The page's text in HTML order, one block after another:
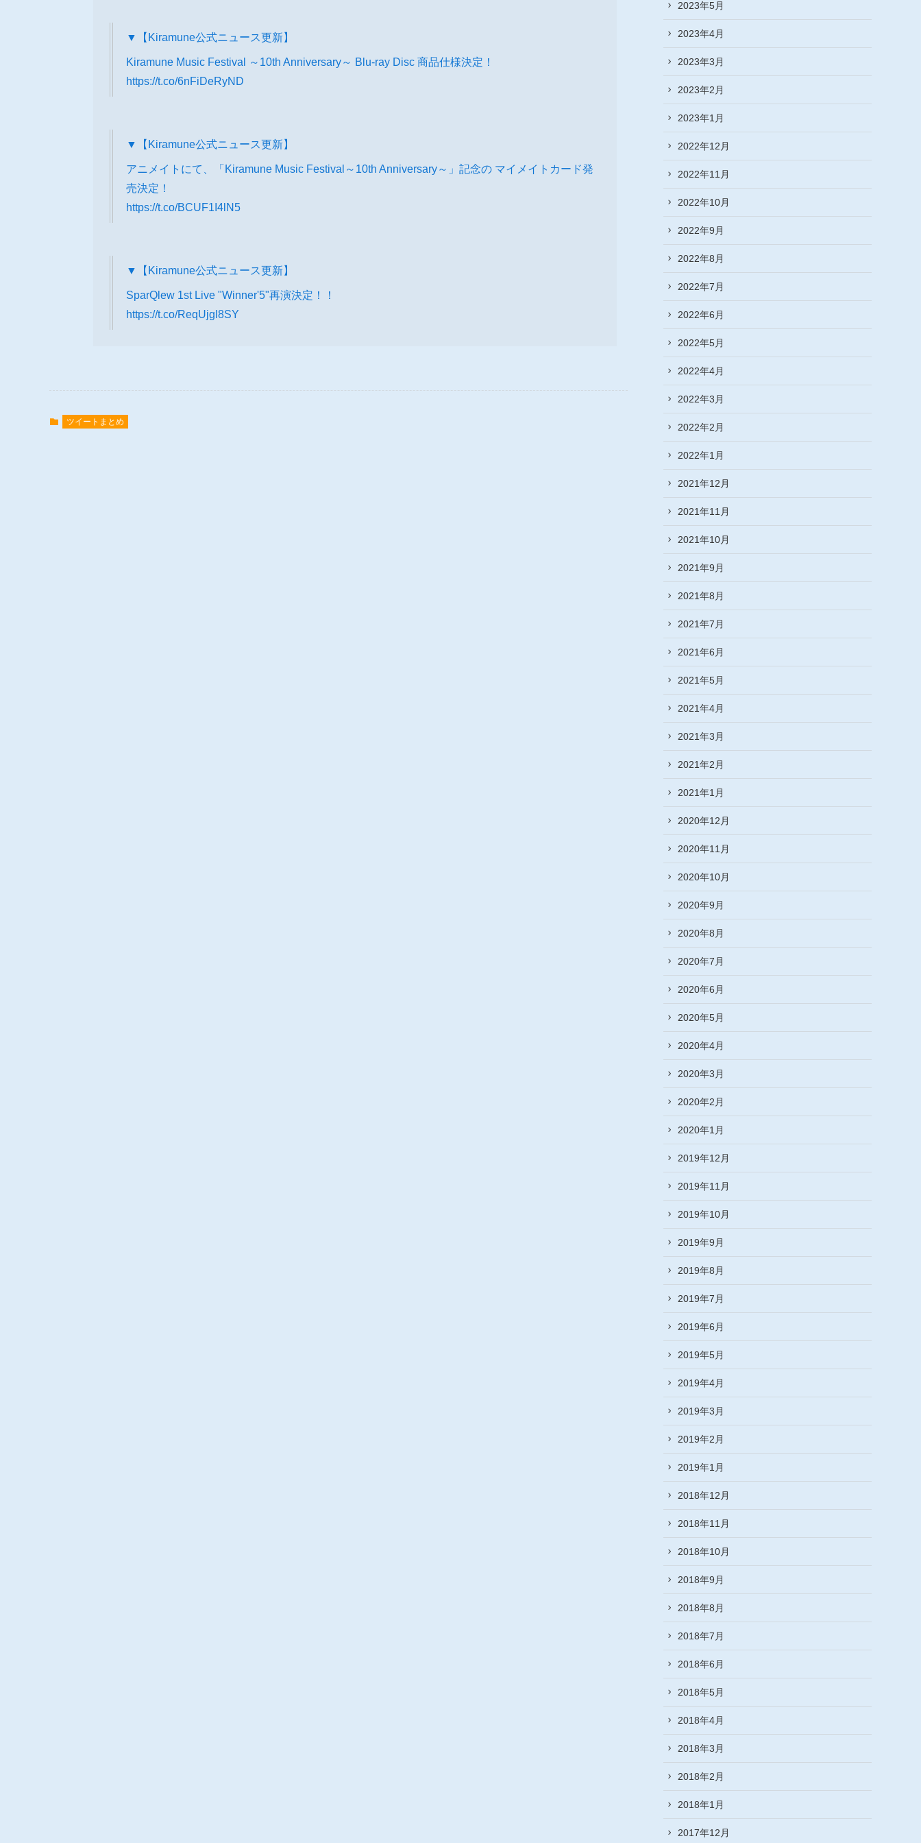
▼【Kiramune公式ニュース更新】
Kiramune Music Festival ～10th Anniversary～ Blu-ray Disc 商品仕様決定！
https://t.co/6nFiDeRyND
▼【Kiramune公式ニュース更新】
アニメイトにて、「Kiramune Music Festival～10th Anniversary～」記念の マイメイトカード発
売決定！
https://t.co/BCUF1I4lN5
▼【Kiramune公式ニュース更新】
SparQlew 1st Live "Winner'5"再演決定！！
https://t.co/ReqUjgl8SY
ツイートまとめ
2023年5月
2023年4月
2023年3月
2023年2月
2023年1月
2022年12月
2022年11月
2022年10月
2022年9月
2022年8月
2022年7月
2022年6月
2022年5月
2022年4月
2022年3月
2022年2月
2022年1月
2021年12月
2021年11月
2021年10月
2021年9月
2021年8月
2021年7月
2021年6月
2021年5月
2021年4月
2021年3月
2021年2月
2021年1月
2020年12月
2020年11月
2020年10月
2020年9月
2020年8月
2020年7月
2020年6月
2020年5月
2020年4月
2020年3月
2020年2月
2020年1月
2019年12月
2019年11月
2019年10月
2019年9月
2019年8月
2019年7月
2019年6月
2019年5月
2019年4月
2019年3月
2019年2月
2019年1月
2018年12月
2018年11月
2018年10月
2018年9月
2018年8月
2018年7月
2018年6月
2018年5月
2018年4月
2018年3月
2018年2月
2018年1月
2017年12月